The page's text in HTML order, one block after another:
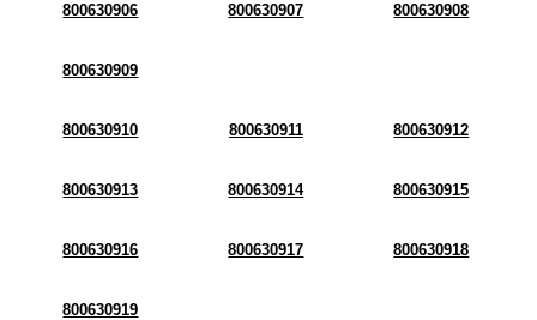
800630906 800630907 800630908
800630909
800630910 800630911 800630912
800630913 800630914 800630915
800630916 800630917 800630918
800630919